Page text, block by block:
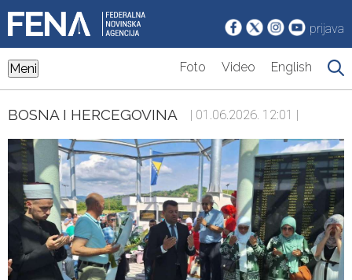
prijava
Meni Foto Video English
BOSNA I HERCEGOVINA | 01.06.2026. 12:01 |